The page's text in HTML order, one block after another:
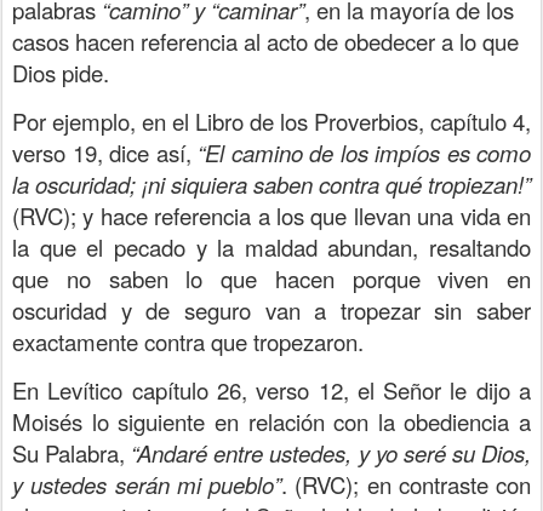
palabras “camino” y “caminar”, en la mayoría de los
casos hacen referencia al acto de obedecer a lo que
Dios pide.
Por ejemplo, en el Libro de los Proverbios, capítulo 4,
verso 19, dice así, “El camino de los impíos es como
la oscuridad; ¡ni siquiera saben contra qué tropiezan!”
(RVC); y hace referencia a los que llevan una vida en
la que el pecado y la maldad abundan, resaltando
que no saben lo que hacen porque viven en
oscuridad y de seguro van a tropezar sin saber
exactamente contra que tropezaron.
En Levítico capítulo 26, verso 12, el Señor le dijo a
Moisés lo siguiente en relación con la obediencia a
Su Palabra, “Andaré entre ustedes, y yo seré su Dios,
y ustedes serán mi pueblo”. (RVC); en contraste con